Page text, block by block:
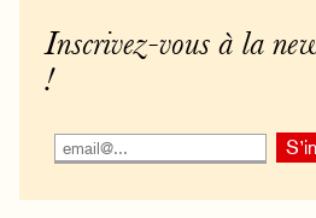
Inscrivez-vous à la
!